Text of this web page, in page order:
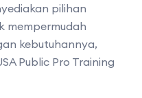
pilihan
mempermudah
kebutuhannya,
Public Pro Training